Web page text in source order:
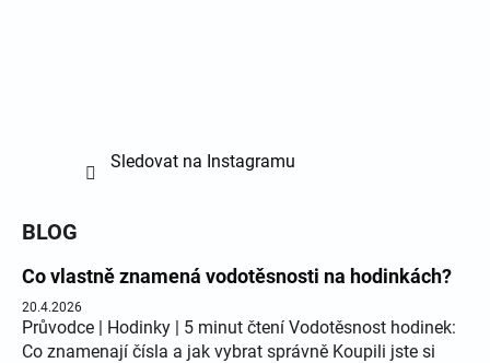
Sledovat na Instagramu
BLOG
Co vlastně znamená vodotěsnosti na hodinkách?
20.4.2026
Průvodce | Hodinky | 5 minut čtení Vodotěsnost hodinek:
Co znamenají čísla a jak vybrat správně Koupili jste si